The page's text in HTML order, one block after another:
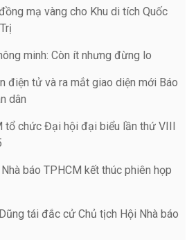
mạ vàng cho Khu di tích Quốc
minh: Còn ít nhưng đừng lo
điện tử và ra mắt giao diện mới Báo
dân
tổ chức Đại hội đại biểu lần thứ VIII
báo TPHCM kết thúc phiên họp
tái đắc cử Chủ tịch Hội Nhà báo